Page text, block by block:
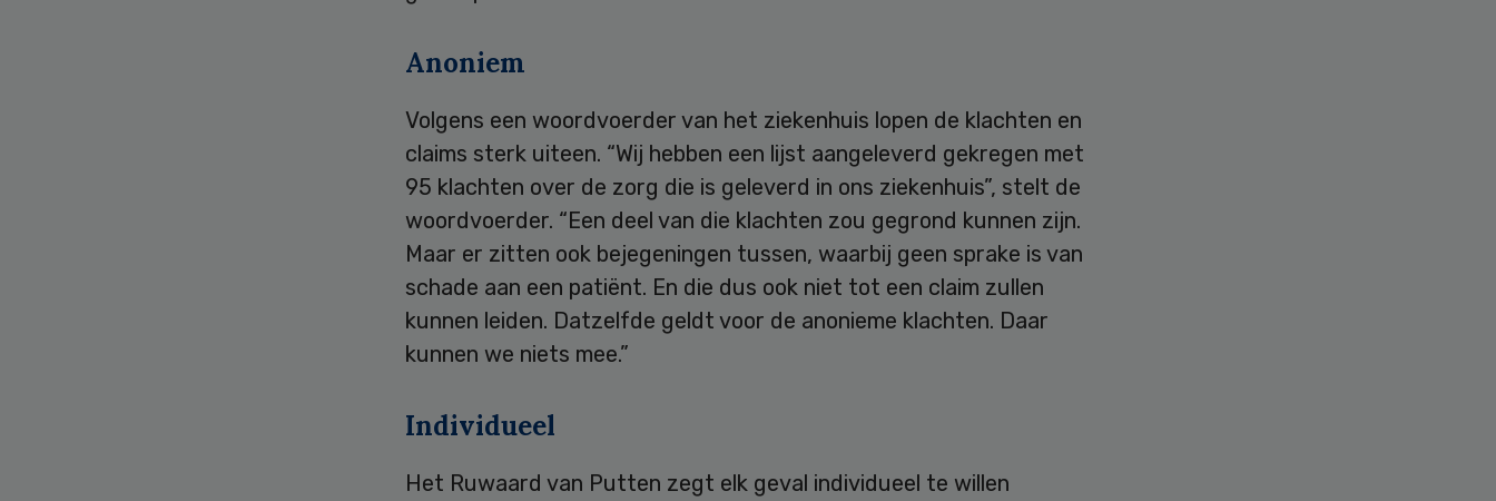
Anoniem
Volgens een woordvoerder van het ziekenhuis lopen de klachten en
claims sterk uiteen. “Wij hebben een lijst aangeleverd gekregen met
95 klachten over de zorg die is geleverd in ons ziekenhuis”, stelt de
woordvoerder. “Een deel van die klachten zou gegrond kunnen zijn.
Maar er zitten ook bejegeningen tussen, waarbij geen sprake is van
schade aan een patiënt. En die dus ook niet tot een claim zullen
kunnen leiden. Datzelfde geldt voor de anonieme klachten. Daar
kunnen we niets mee.”
Individueel
Het Ruwaard van Putten zegt elk geval individueel te willen